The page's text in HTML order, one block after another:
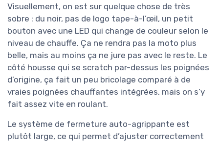
Visuellement, on est sur quelque chose de très
sobre : du noir, pas de logo tape-à-l’œil, un petit
bouton avec une LED qui change de couleur selon le
niveau de chauffe. Ça ne rendra pas la moto plus
belle, mais au moins ça ne jure pas avec le reste. Le
côté housse qui se scratch par-dessus les poignées
d’origine, ça fait un peu bricolage comparé à de
vraies poignées chauffantes intégrées, mais on s’y
fait assez vite en roulant.
Le système de fermeture auto-agrippante est
plutôt large, ce qui permet d’ajuster correctement